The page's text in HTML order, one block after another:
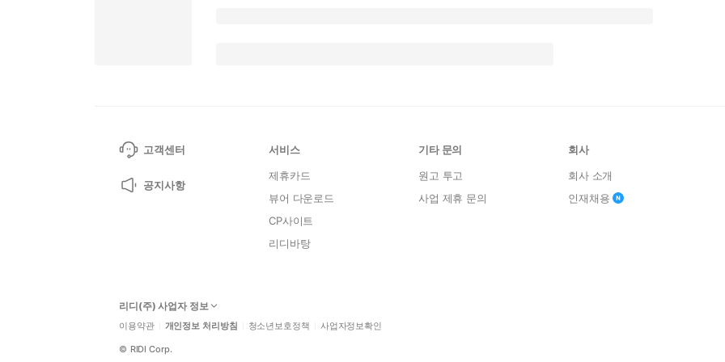
고객센터
공지사항
서비스
제휴카드
뷰어 다운로드
CP사이트
리디바탕
기타 문의
원고 투고
사업 제휴 문의
회사
회사 소개
인재채용
리디(주) 사업자 정보
이용약관 개인정보 처리방침 청소년보호정책 사업자정보확인
© RIDI Corp.